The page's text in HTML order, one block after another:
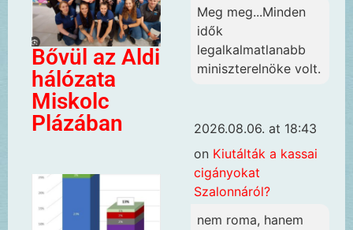
Bővül az Aldi
hálózata
Miskolc
Plázában
Meg meg...Minden
idők
legalkalmatlanabb
miniszterelnöke volt.
2026.08.06. at 18:43
on Kiutálták a kassai
cigányokat
Szalonnáról?
nem roma, hanem